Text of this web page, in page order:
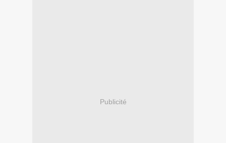
Publicité